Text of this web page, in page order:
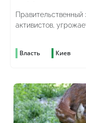
активистов,
Власть Киев